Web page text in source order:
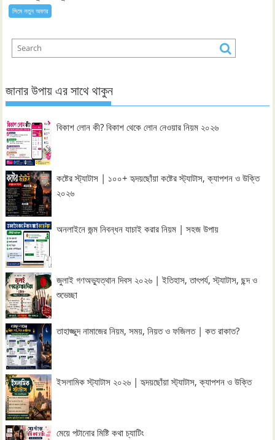
সিমে নতুন ‍অফার
জানার উপায় এর সাথে থাকুন
বিকাশ লোন কী? বিকাশ থেকে লোন নেওয়ার নিয়ম ২০২৬
কষ্টের স্ট্যাটাস | ১০০+ হৃদয়ছোঁয়া কষ্টের স্ট্যাটাস, ক্যাপশন ও উক্তি
২০২৬
অনলাইনে জন্ম নিবন্ধন যাচাই করার নিয়ম | সহজ উপায়
জুলাই গণঅভ্যুত্থান দিবস ২০২৬ | ইতিহাস, তাৎপর্য, স্ট্যাটাস, ছন্দ ও
শুভেচ্ছা
তাহাজ্জুদ নামাজের নিয়ম, সময়, নিয়ত ও ফজিলত | কত রাকাত?
ইসলামিক স্ট্যাটাস ২০২৬ | হৃদয়ছোঁয়া স্ট্যাটাস, ক্যাপশন ও উক্তি
মেয়ে পটানোর মিষ্টি কথা চ্যাটিং